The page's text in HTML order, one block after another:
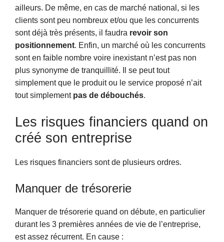
ailleurs. De même, en cas de marché national, si les
clients sont peu nombreux et/ou que les concurrents
sont déjà très présents, il faudra revoir son
positionnement. Enfin, un marché où les concurrents
sont en faible nombre voire inexistant n’est pas non
plus synonyme de tranquillité. Il se peut tout
simplement que le produit ou le service proposé n’ait
tout simplement pas de débouchés.
Les risques financiers quand on
créé son entreprise
Les risques financiers sont de plusieurs ordres.
Manquer de trésorerie
Manquer de trésorerie quand on débute, en particulier
durant les 3 premières années de vie de l’entreprise,
est assez récurrent. En cause :